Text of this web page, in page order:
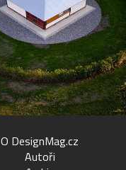
O DesignMag.cz
Autoři